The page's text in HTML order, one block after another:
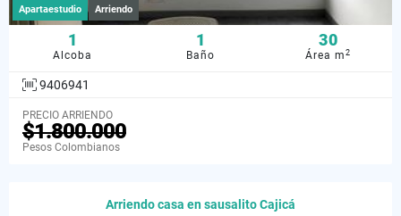
Apartaestudio Arriendo
1
Alcoba
1
Baño
30
Área m2
9406941
PRECIO ARRIENDO
$1.800.000
Pesos Colombianos
Arriendo casa en sausalito Cajicá